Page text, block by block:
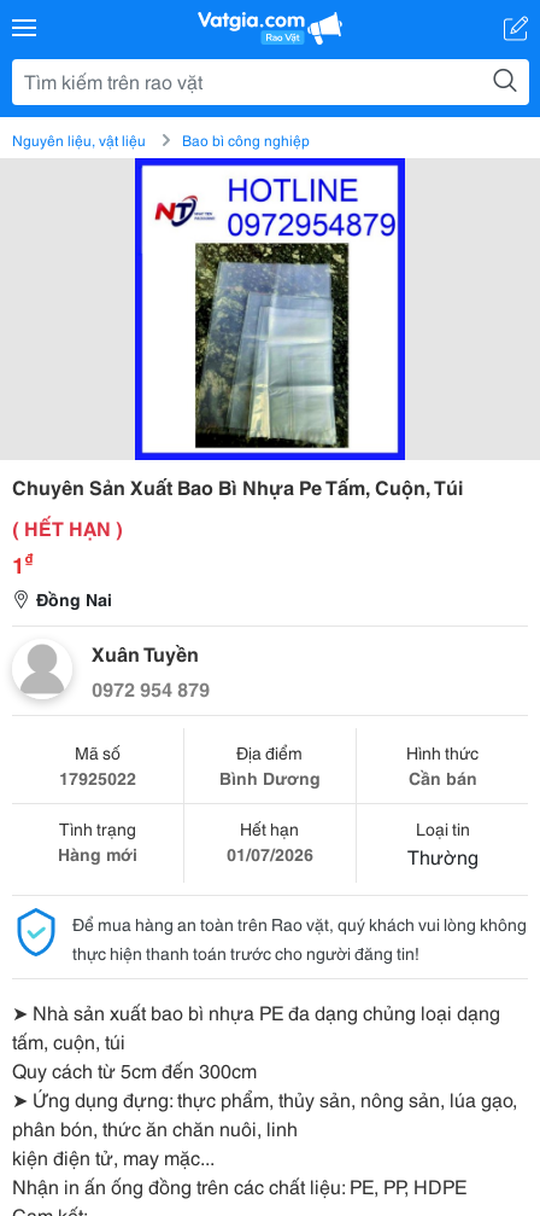
Nguyên liệu, vật liệu Bao bì công nghiệp
Chuyên Sản Xuất Bao Bì Nhựa Pe Tấm, Cuộn, Túi
( HẾT HẠN )
1 ₫
Đồng Nai
Xuân Tuyền
0972 954 879
Mã số
17925022
Địa điểm
Bình Dương
Hình thức
Cần bán
Tình trạng
Hàng mới
Hết hạn
01/07/2026
Loại tin
Thường
Để mua hàng an toàn trên Rao vặt, quý khách vui lòng không
thực hiện thanh toán trước cho người đăng tin!
➤ Nhà sản xuất bao bì nhựa PE đa dạng chủng loại dạng
tấm, cuộn, túi
Quy cách từ 5cm đến 300cm
➤ Ứng dụng đựng: thực phẩm, thủy sản, nông sản, lúa gạo,
phân bón, thức ăn chăn nuôi, linh
kiện điện tử, may mặc...
Nhận in ấn ống đồng trên các chất liệu: PE, PP, HDPE